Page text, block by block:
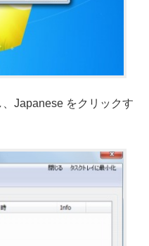
Japanese をクリックす